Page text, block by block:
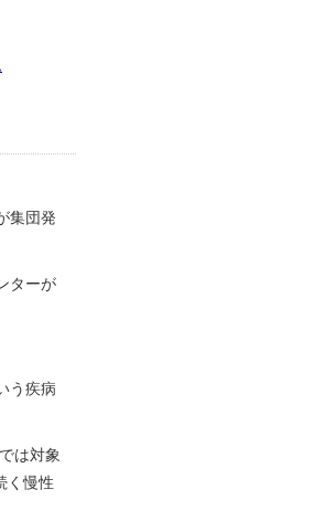
集団発
ターが
う疾病
は対象
く慢性